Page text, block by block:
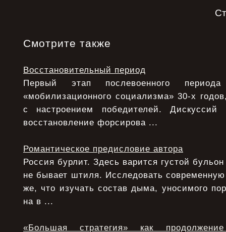
Смотрите также
Восстановительный период
Первый этап послевоенного
«мобилизационного социализма» 30-х
с настроением победителей.
восстановление форсирова ...
Романтическое предисловие автора
Россия бурлит. Здесь варится густой
не бывает штиля. Исследовать
же, что изучать состав дыма, уносимого
на в ...
«Большая стратегия» как